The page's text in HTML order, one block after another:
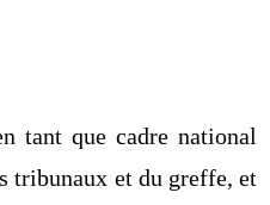
tant que cadre national
tribunaux et du greffe, et